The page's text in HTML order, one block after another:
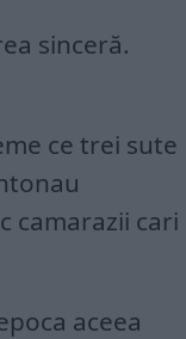
sinceră.
ce trei sute
camarazii cari
aceea